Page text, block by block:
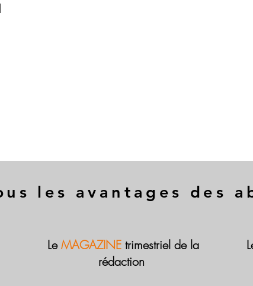
les avantages des
LeMAGAZINE trimestriel de la
rédaction